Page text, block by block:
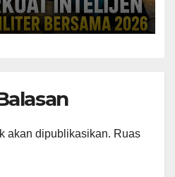
akan dipublikasikan. Ruas